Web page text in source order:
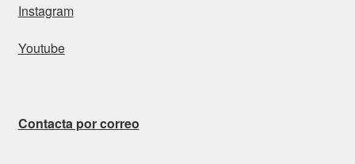
Instagram
Youtube
Contacta por correo